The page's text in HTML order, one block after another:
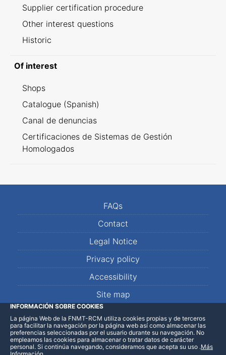
Supplier certification procedure
Other interest questions
Historic
Of interest
Shops
Catalogue (Spanish)
Canal de denuncias
Certificaciones de Sistemas de Gestión
Homologados
FAQs
Contact
Legal Notice
Privacy policy
Accessibility
Site map
LinkedInFacebookWhatsApp
INFORMACIÓN SOBRE COOKIES
La página Web de la FNMT-RCM utiliza cookies propias y de terceros
para facilitar la navegación por la página web así como almacenar las
preferencias seleccionadas por el usuario durante su navegación. No
empleamos las cookies para almacenar o tratar datos de carácter
personal. Si continúa navegando, consideramos que acepta su uso .Más